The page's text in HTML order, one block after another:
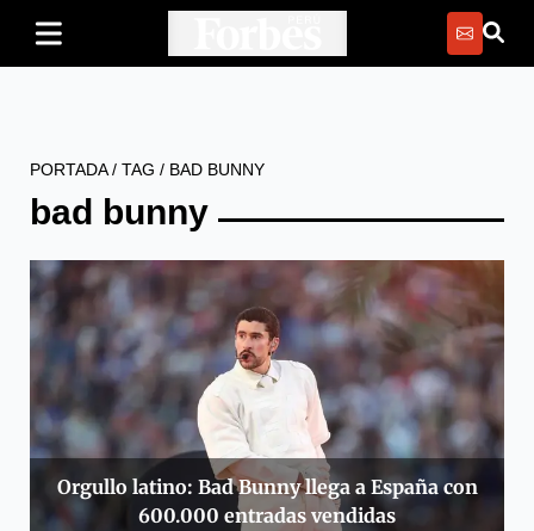
PORTADA/ TAG / BAD BUNNY
bad bunny
Orgullo latino: Bad Bunny llega a España con
600.000 entradas vendidas